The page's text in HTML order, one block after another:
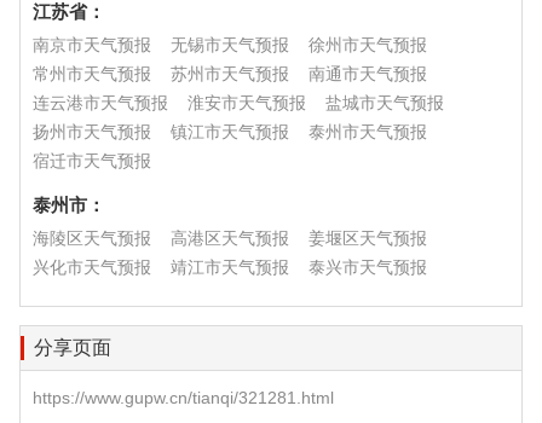
江苏省：
南京市天气预报 无锡市天气预报
徐州市天气预报
常州市天气预报
苏州市天气预报
南通市天气预报
连云港市天气预报
淮安市天气预报
盐城市天气预报
扬州市天气预报
镇江市天气预报
泰州市天气预报
宿迁市天气预报
泰州市：
海陵区天气预报 高港区天气预报
姜堰区天气预报
兴化市天气预报
靖江市天气预报 泰兴市天气预报
分享页面
https://www.gupw.cn/tianqi/321281.html